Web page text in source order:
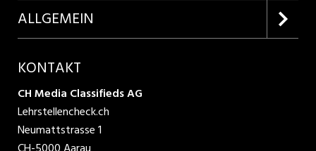
Inserieren
Produkte
Lehrberufe entdecken
ALLGEMEIN
AGB
Datenschutzbestimmungen
KONTAKT
CH Media Classifieds AG
Lehrstellencheck.ch
Neumattstrasse 1